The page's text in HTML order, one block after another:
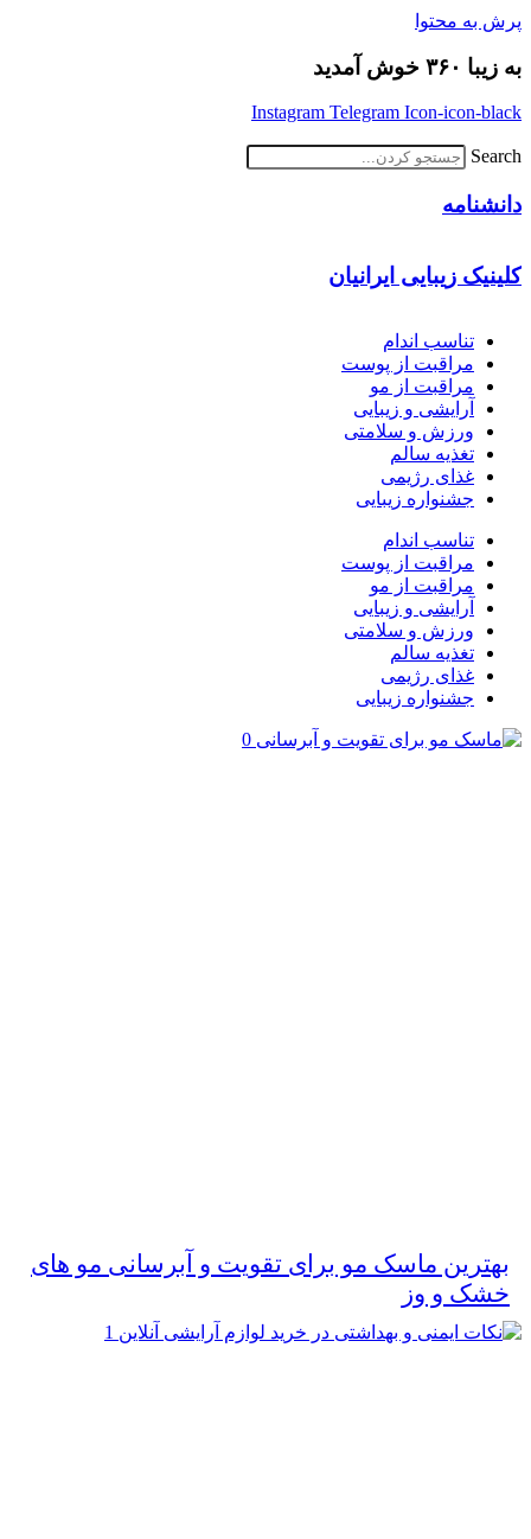
پرش به محتوا
به زیبا ۳۶۰ خوش آمدید
Instagram Telegram Icon-icon-black
Search
دانشنامه
کلینیک زیبایی ایرانیان
تناسب اندام
مراقبت از پوست
مراقبت از مو
آرایشی و زیبایی
ورزش و سلامتی
تغذیه سالم
غذای رژیمی
جشنواره زیبایی
تناسب اندام
مراقبت از پوست
مراقبت از مو
آرایشی و زیبایی
ورزش و سلامتی
تغذیه سالم
غذای رژیمی
جشنواره زیبایی
بهترین ماسک مو برای تقویت و آبرسانی مو های
خشک و وز